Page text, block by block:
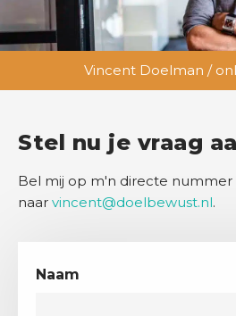
Vincent Doelman /
Stel nu je vraag
Bel mij op m'n directe nummer
naar vincent@doelbewust.nl.
Naam